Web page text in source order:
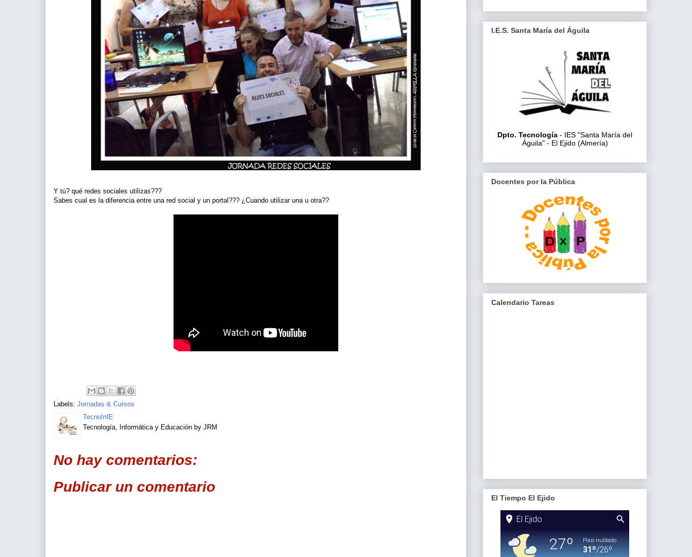
Y tú? qué redes sociales utilizas???
Sabes cual es la diferencia entre una red social y un portal??? ¿Cuando utilizar una u otra??
Labels: Jornadas & Cursos
TecnoInfE
Tecnología, Informática y Educación by JRM
No hay comentarios:
Publicar un comentario
I.E.S. Santa María del Águila
Dpto. Tecnología - IES "Santa María del
Águila" - El Ejido (Almería)
Docentes por la Pública
Calendario Tareas
El Tiempo El Ejido